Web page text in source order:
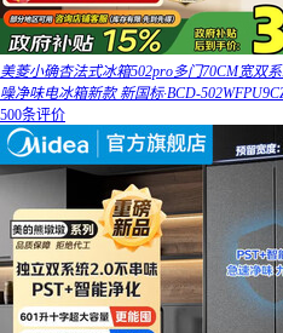
美菱小确杏法式冰箱502pro多门70CM宽双
噪净味电冰箱新款 新国标·BCD-
500条评价